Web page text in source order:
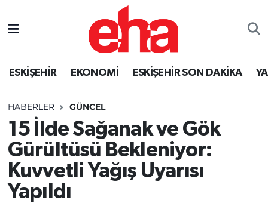
ESKİŞEHİR EKONOMİ ESKİŞEHİR SON DAKİKA
HABERLER GÜNCEL
15 İlde Sağanak ve Gök
Gürültüsü Bekleniyor:
Kuvvetli Yağış Uyarısı
Yapıldı